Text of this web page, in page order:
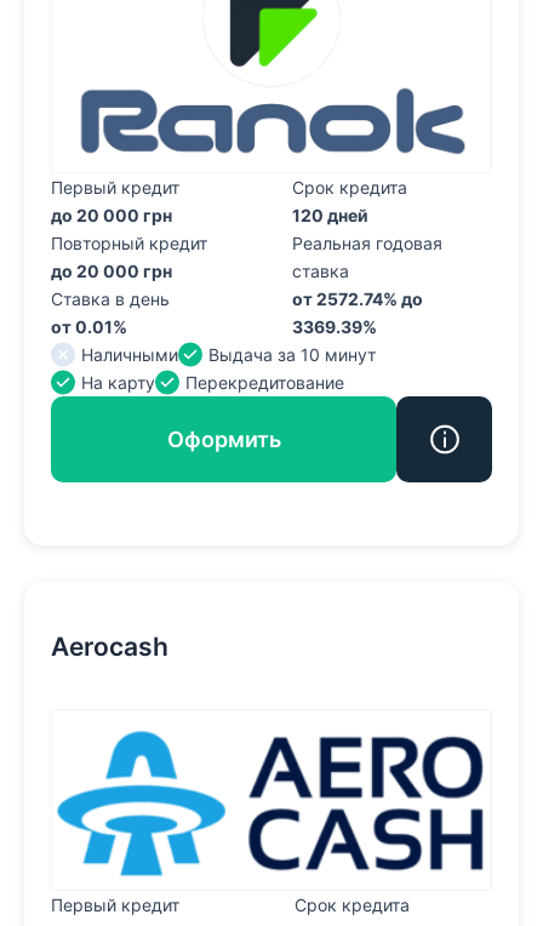
Первый кредит
до 20 000 грн
Повторный кредит
до 20 000 грн
Ставка в день
от 0.01%
Срок кредита
120 дней
Реальная годовая
ставка
от 2572.74% до
3369.39%
Наличными
Выдача за 10 минут
На карту
Перекредитование
Оформить
Aerocash
Первый кредит
Срок кредита